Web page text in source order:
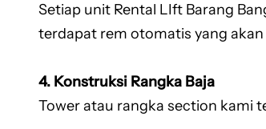
Setiap unit Rental LIft Barang
terdapat rem otomatis yang
4. Konstruksi Rangka Baja
Tower atau rangka section kami